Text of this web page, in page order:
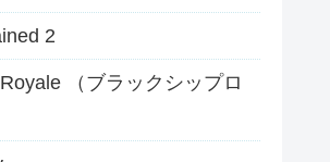
2
（ブラックシップロ